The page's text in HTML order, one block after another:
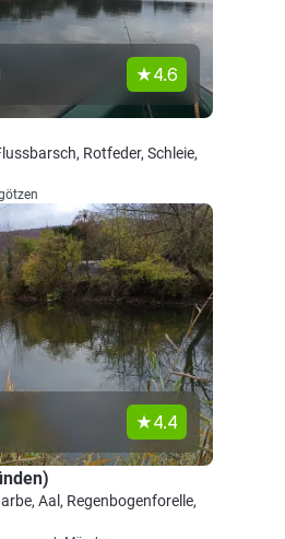
4.6
Rotfeder, Schleie,
4.4
Aal, Regenbogenforelle,